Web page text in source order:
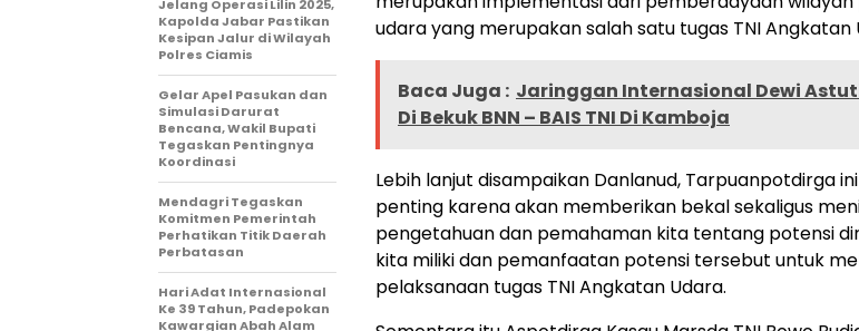
udara yang merupakan salah satu tugas TNI Angkatan
Baca Juga : Jaringgan Internasional Dewi
Di Bekuk BNN – BAIS TNI Di Kamboja
Lebih lanjut disampaikan Danlanud, Tarpuanpotdirga
penting karena akan memberikan bekal sekaligus
pengetahuan dan pemahaman kita tentang potensi
kita miliki dan pemanfaatan potensi tersebut untuk
pelaksanaan tugas TNI Angkatan Udara.
Jelang Operasi Lilin 2025,
Kapolda Jabar Pastikan
Kesipan Jalur di Wilayah
Polres Ciamis
Gelar Apel Pasukan dan
Simulasi Darurat
Bencana, Wakil Bupati
Tegaskan Pentingnya
Koordinasi
Mendagri Tegaskan
Komitmen Pemerintah
Perhatikan Titik Daerah
Perbatasan
Hari Adat Internasional
Ke 39 Tahun, Padepokan
Kawargian Abah Alam